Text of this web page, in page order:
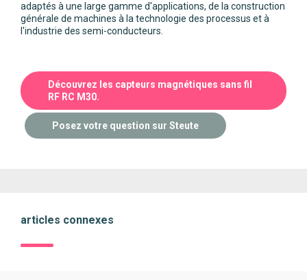
adaptés à une large gamme d'applications, de la construction
générale de machines à la technologie des processus et à
l'industrie des semi-conducteurs.
Découvrez les capteurs magnétiques sans fil
RF RC M30.
Posez votre question sur Steute
articles connexes